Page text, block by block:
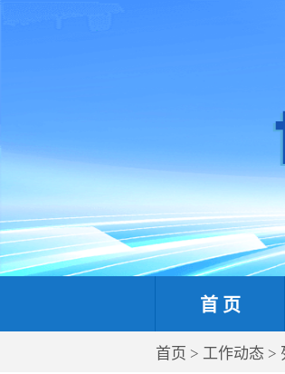
首 页
首页 > 工作动态 >